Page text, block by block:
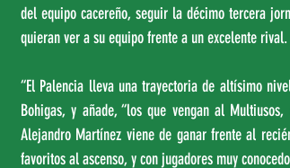
del equipo cacereño, seguir la décimo tercera
quieran ver a su equipo frente a un excelente rival.
“El Palencia lleva una trayectoria de altísimo
Bohigas, y añade, “los que vengan al
Alejandro Martínez viene de ganar frente al
favoritos al ascenso, y con jugadores muy